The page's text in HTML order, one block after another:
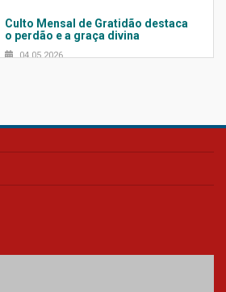
Culto Mensal de Gratidão destaca
o perdão e a graça divina
04.05.2026
Confira como foi o culto mensal